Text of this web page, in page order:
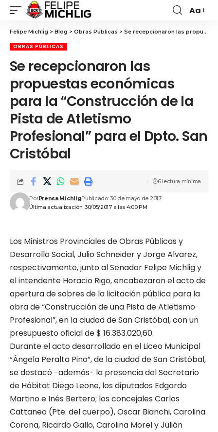
Aa
Felipe Michlig > Blog > Obras Públicas > Se recepcionaron las propuestas económicas para la “Construcción de la Pista de Atletismo Profesional” para el Dpto. San Cristóbal
OBRAS PÚBLICAS
Se recepcionaron las
propuestas económicas
para la “Construcción de la
Pista de Atletismo
Profesional” para el Dpto. San
Cristóbal
Última actualización: 30/05/2017 a las 4:00 PM
PorPrensa MichligPublicado: 30 de mayo de 2017
6 lectura mínima
Los Ministros Provinciales de Obras Públicas y
Desarrollo Social, Julio Schneider y Jorge Alvarez,
respectivamente, junto al Senador Felipe Michlig y
el intendente Horacio Rigo, encabezaron el acto de
apertura de sobres de la licitación pública para la
obra de “Construcción de una Pista de Atletismo
Profesional”, en la ciudad de San Cristóbal, con un
presupuesto oficial de $ 16.383.020,60.
Durante el acto desarrollado en el Liceo Municipal
“Ángela Peralta Pino”, de la ciudad de San Cristóbal,
se destacó -además- la presencia del Secretario
de Hábitat Diego Leone, los diputados Edgardo
Martino e Inés Bertero; los concejales Carlos
Cattaneo (Pte. del cuerpo), Oscar Bianchi, Carolina
Corona, Ricardo Gallo, Carolina Morel y Julián